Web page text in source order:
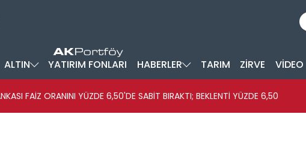
ALTIN YATIRIM FONLARI HABERLER TARIM ZİRVE VİDEO
FAİZ ORANINI YÜZDE 6,50'DE SABİT BIRAKTI; BEKLENTİ YÜZDE 6,50